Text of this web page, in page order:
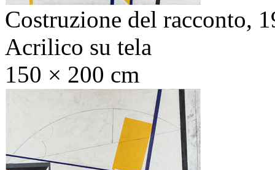
Costruzione del racconto,
Acrilico su tela
150 × 200 cm